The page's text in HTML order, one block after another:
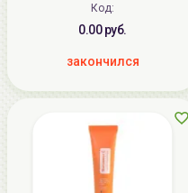
Код:
0.00 руб.
закончился